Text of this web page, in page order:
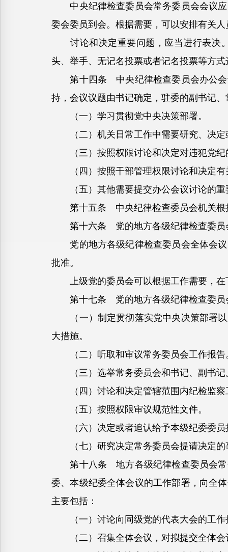
中央纪律检查委员会常务委员会会议应
委会委员到会。根据需要，可以安排有关
讨论和决定重要问题，应当进行表决。
头、举手、无记名投票或者记名投票等方
第十四条 中央纪律检查委员会办公会
持，会议议题由书记确定，驻委的副书记
（一）学习贯彻党中央决策部署。
（二）机关日常工作中需要研究、决定
（三）按照权限讨论和决定对违犯党纪
（四）按照干部管理权限讨论和决定有
（五）其他需要提交办公会议讨论的重
第十五条 中央纪律检查委员会机关根据
第十六条 党的地方各级纪律检查委员会
党的地方各级纪律检查委员会全体会议
批准。
上级党的委员会可以根据工作需要，在
第十七条 党的地方各级纪律检查委员
（一）制定贯彻落实党中央决策部署以
大措施。
（二）听取和审议常务委员会工作报告
（三）选举常务委员会和书记、副书记
（四）讨论和决定管辖范围内纪检监察
（五）按照权限审议规范性文件。
（六）决定或者追认给予本级纪委委员
（七）研究决定常务委员会提请决定的
第十八条 地方各级纪律检查委员会常
委、本级纪委全体会议的工作部署，向全
主要包括：
（一）讨论向同级党的代表大会的工作
（二）召集全体会议，对拟提交全体会